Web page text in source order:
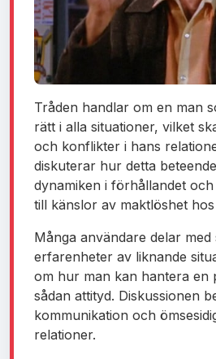
Tråden handlar om en man
rätt i alla situationer, vilket
och konflikter i hans
diskuterar hur detta
dynamiken i förhållandet
till känslor av maktlöshet
Många användare delar med
erfarenheter av liknande
om hur man kan hantera en
sådan attityd. Diskussionen
kommunikation och
relationer.